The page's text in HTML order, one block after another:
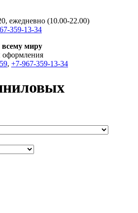
ежедневно (10.00-22.00)
359-13-34
всему миру
оформления
, +7-967-359-13-34